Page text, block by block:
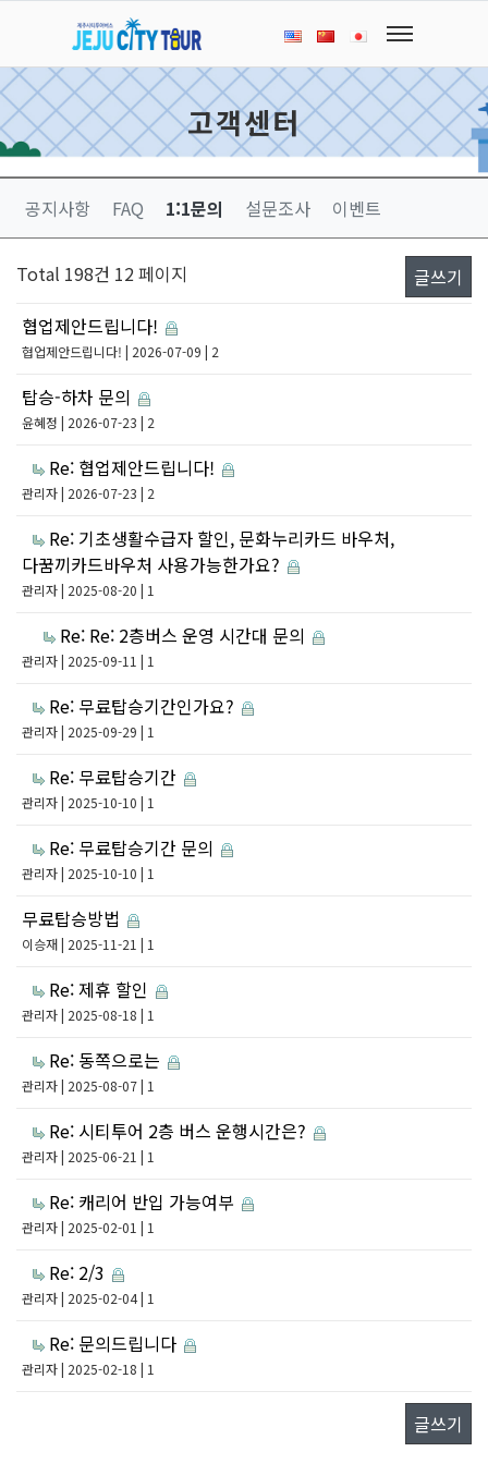
고객센터
공지사항 FAQ 1:1문의 설문조사 이벤트
Total 198건 12 페이지
글쓰기
협업제안드립니다!
협업제안드립니다! | 2026-07-09 | 2
탑승-하차 문의
윤혜정 | 2026-07-23 | 2
Re: 협업제안드립니다!
관리자| 2026-07-23 | 2
Re: 기초생활수급자 할인, 문화누리카드 바우처,
다꿈끼카드바우처 사용가능한가요?
관리자| 2025-08-20 | 1
Re: Re: 2층버스 운영 시간대 문의
관리자| 2025-09-11 | 1
Re: 무료탑승기간인가요?
관리자| 2025-09-29 | 1
Re: 무료탑승기간
관리자| 2025-10-10 | 1
Re: 무료탑승기간 문의
관리자| 2025-10-10 | 1
무료탑승방법
이승재| 2025-11-21 | 1
Re: 제휴 할인
관리자| 2025-08-18 | 1
Re: 동쪽으로는
관리자| 2025-08-07 | 1
Re: 시티투어 2층 버스 운행시간은?
관리자| 2025-06-21 | 1
Re: 캐리어 반입 가능여부
관리자| 2025-02-01 | 1
Re: 2/3
관리자| 2025-02-04 | 1
Re: 문의드립니다
관리자| 2025-02-18 | 1
글쓰기